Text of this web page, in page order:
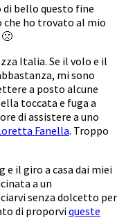
di bello questo fine
ho trovato al mio
Italia. Se il volo e il
mi sono
a posto alcune
toccata e fuga a
di assistere a uno
Fanella. Troppo
e il giro a casa dai miei
a un
senza dolcetto per
di proporviqueste